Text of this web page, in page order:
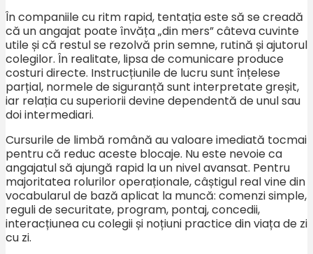
În companiile cu ritm rapid, tentația este să se creadă
că un angajat poate învăța „din mers” câteva cuvinte
utile și că restul se rezolvă prin semne, rutină și ajutorul
colegilor. În realitate, lipsa de comunicare produce
costuri directe. Instrucțiunile de lucru sunt înțelese
parțial, normele de siguranță sunt interpretate greșit,
iar relația cu superiorii devine dependentă de unul sau
doi intermediari.
Cursurile de limbă română au valoare imediată tocmai
pentru că reduc aceste blocaje. Nu este nevoie ca
angajatul să ajungă rapid la un nivel avansat. Pentru
majoritatea rolurilor operaționale, câștigul real vine din
vocabularul de bază aplicat la muncă: comenzi simple,
reguli de securitate, program, pontaj, concedii,
interacțiunea cu colegii și noțiuni practice din viața de zi
cu zi.